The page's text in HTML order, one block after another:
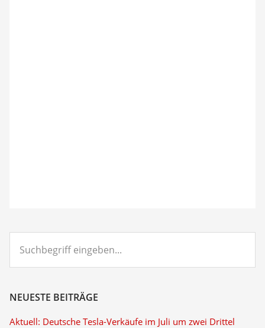
eingeben...
NEUESTE BEITRÄGE
Aktuell: Deutsche Tesla-Verkäufe im Juli um zwei Drittel